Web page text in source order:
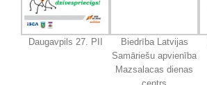
Daugavpils 27. PII
Biedrība Latvijas
Samāriešu apvienība
Mazsalacas dienas